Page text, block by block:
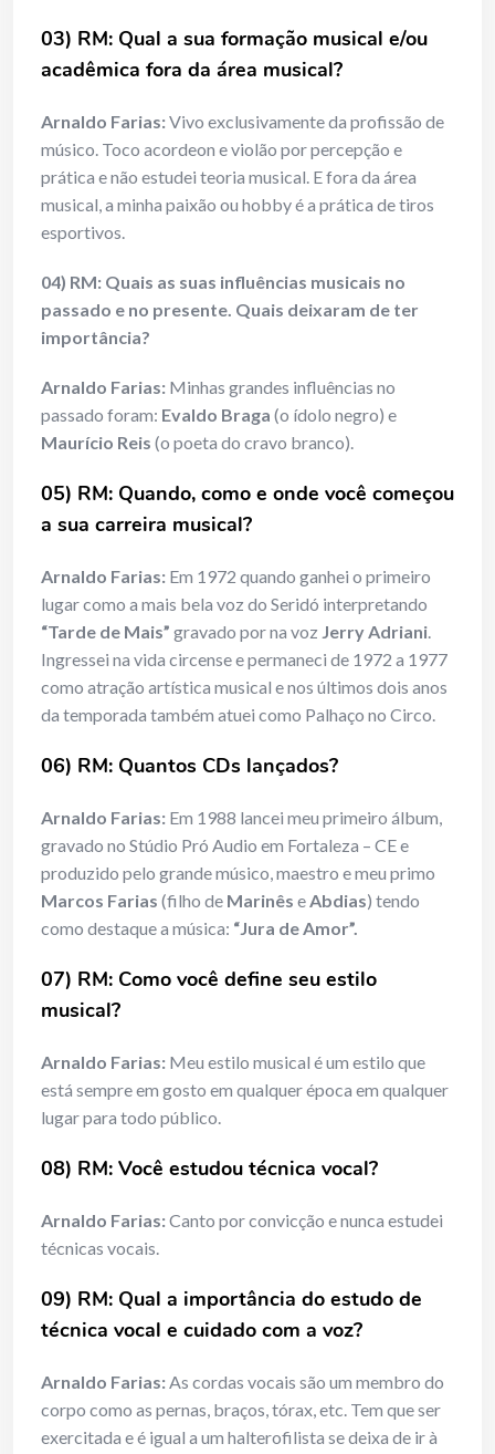
03) RM: Qual a sua formação musical e/ou
acadêmica fora da área musical?
Arnaldo Farias:Vivo exclusivamente da profissão de
músico. Toco acordeon e violão por percepção e
prática e não estudei teoria musical. E fora da área
musical, a minha paixão ou hobby é a prática de tiros
esportivos.
04) RM: Quais as suas influências musicais no
passado e no presente. Quais deixaram de ter
importância?
Arnaldo Farias: Minhas grandes influências no
passado foram: Evaldo Braga (o ídolo negro) e
Maurício Reis (o poeta do cravo branco).
05) RM: Quando, como e onde você começou
a sua carreira musical?
Arnaldo Farias: Em 1972 quando ganhei o primeiro
lugar como a mais bela voz do Seridó interpretando
“Tarde de Mais” gravado por na voz Jerry Adriani.
Ingressei na vida circense e permaneci de 1972 a 1977
como atração artística musical e nos últimos dois anos
da temporada também atuei como Palhaço no Circo.
06) RM: Quantos CDs lançados?
Arnaldo Farias: Em 1988 lancei meu primeiro álbum,
gravado no Stúdio Pró Audio em Fortaleza – CE e
produzido pelo grande músico, maestro e meu primo
Marcos Farias (filho de Marinês eAbdias) tendo
como destaque a música: “Jura de Amor”.
07) RM: Como você define seu estilo
musical?
Arnaldo Farias: Meu estilo musical é um estilo que
está sempre em gosto em qualquer época em qualquer
lugar para todo público.
08) RM: Você estudou técnica vocal?
Arnaldo Farias:Canto por convicção e nunca estudei
técnicas vocais.
09) RM: Qual a importância do estudo de
técnica vocal e cuidado com a voz?
Arnaldo Farias:As cordas vocais são um membro do
corpo como as pernas, braços, tórax, etc. Tem que ser
exercitada e é igual a um halterofilista se deixa de ir à